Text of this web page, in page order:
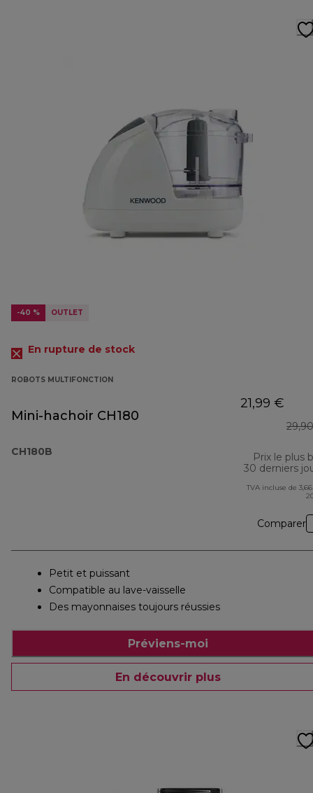
-40 % OUTLET
En rupture de stock
ROBOTS MULTIFONCTION
Mini-hachoir CH180
CH180B
21,99 €
Prix le plus
30 derniers
TVA incluse de
Comparer
Petit et puissant
Compatible au lave-vaisselle
Des mayonnaises toujours réussies
Préviens-moi
En découvrir plus